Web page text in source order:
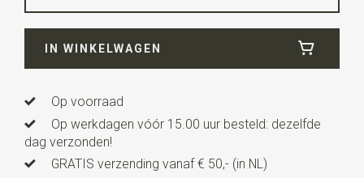
IN WINKELWAGEN
Op voorraad
Op werkdagen vóór 15.00 uur besteld: dezelfde
dag verzonden!
GRATIS verzending vanaf € 50,- (in NL)